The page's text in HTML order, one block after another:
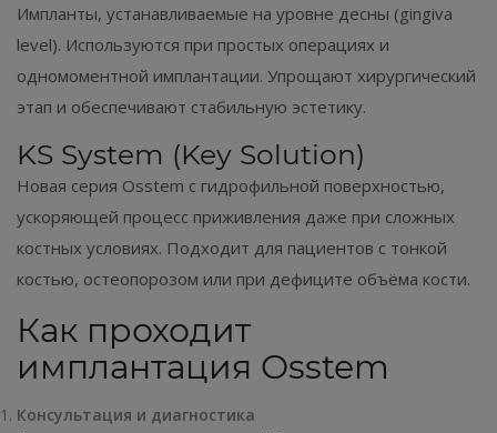
Импланты, устанавливаемые на уровне десны (gingiva
level). Используются при простых операциях и
одномоментной имплантации. Упрощают хирургический
этап и обеспечивают стабильную эстетику.
KS System (Key Solution)
Новая серия Osstem с гидрофильной поверхностью,
ускоряющей процесс приживления даже при сложных
костных условиях. Подходит для пациентов с тонкой
костью, остеопорозом или при дефиците объёма кости.
Как проходит
имплантация Osstem
Консультация и диагностика